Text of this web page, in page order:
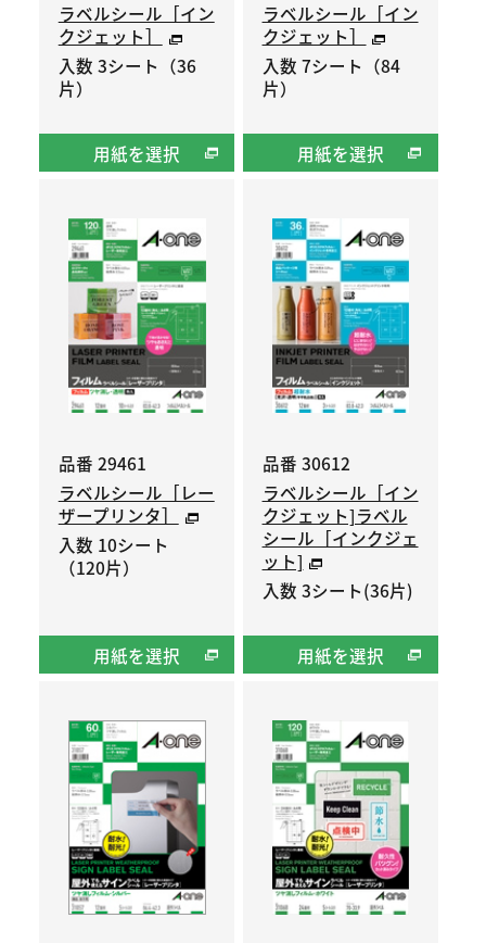
ラベルシール［イン
クジェット］
入数 3シート（36
片）
用紙を選択
ラベルシール［イン
クジェット］
入数 7シート（84
片）
用紙を選択
品番 29461
ラベルシール［レー
ザープリンタ］
入数 10シート
（120片）
用紙を選択
品番 30612
ラベルシール［イン
クジェット]ラベル
シール［インクジェ
ット]
入数 3シート(36片)
用紙を選択